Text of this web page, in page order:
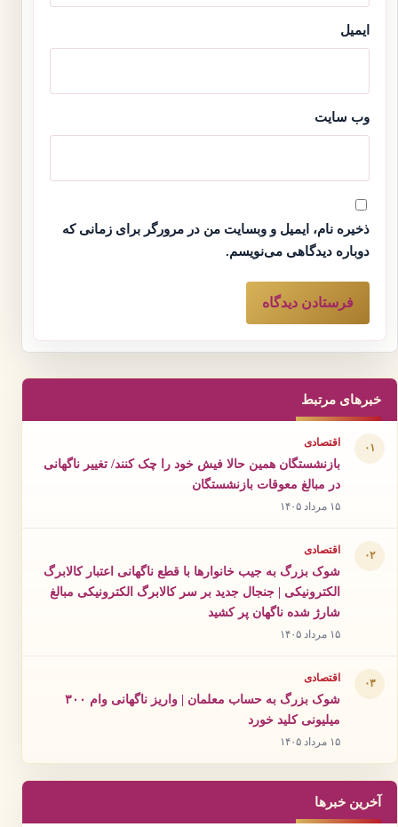
ایمیل
وب‌ سایت
ذخیره نام، ایمیل و وبسایت من در مرورگر برای زمانی که
دوباره دیدگاهی می‌نویسم.
خبرهای مرتبط
۰۱ اقتصادی
بازنشستگان همین حالا فیش خود را چک کنند/ تغییر ناگهانی
در مبالغ معوقات بازنشستگان
۱۵ مرداد ۱۴۰۵
۰۲ اقتصادی
شوک بزرگ به جیب خانوارها با قطع ناگهانی اعتبار کالابرگ
الکترونیکی | جنجال جدید بر سر کالابرگ الکترونیکی مبالغ
شارژ شده ناگهان پر کشید
۱۵ مرداد ۱۴۰۵
۰۳ اقتصادی
شوک بزرگ به حساب معلمان | واریز ناگهانی وام ۳۰۰
میلیونی کلید خورد
۱۵ مرداد ۱۴۰۵
آخرین خبرها